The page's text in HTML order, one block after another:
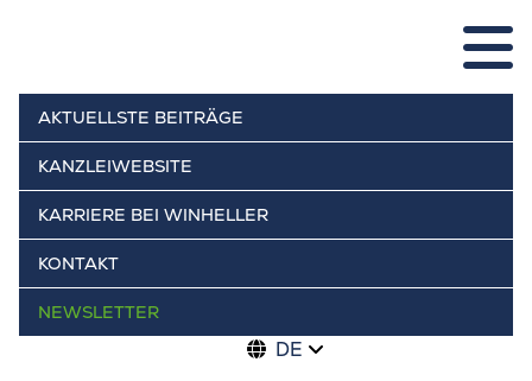
AKTUELLSTE BEITRÄGE
KANZLEIWEBSITE
KARRIERE BEI WINHELLER
KONTAKT
NEWSLETTER
DE